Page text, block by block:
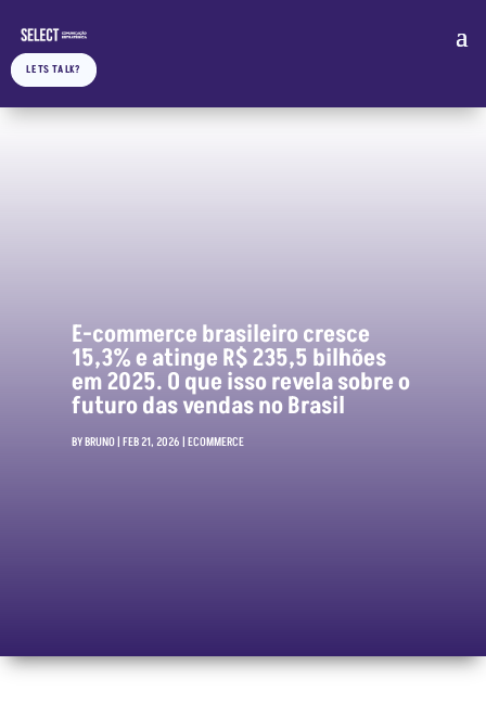
LETS TALK?
E-commerce brasileiro cresce
15,3% e atinge R$ 235,5 bilhões
em 2025. O que isso revela sobre o
futuro das vendas no Brasil
BYBRUNO| FEB 21, 2026 | ECOMMERCE